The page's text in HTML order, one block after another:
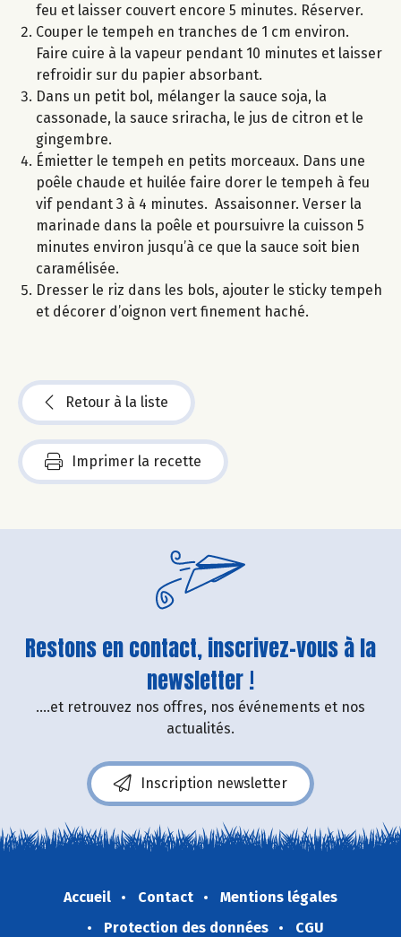
feu et laisser couvert encore 5 minutes. Réserver.
Couper le tempeh en tranches de 1 cm environ.
Faire cuire à la vapeur pendant 10 minutes et laisser
refroidir sur du papier absorbant.
Dans un petit bol, mélanger la sauce soja, la
cassonade, la sauce sriracha, le jus de citron et le
gingembre.
Émietter le tempeh en petits morceaux. Dans une
poêle chaude et huilée faire dorer le tempeh à feu
vif pendant 3 à 4 minutes. Assaisonner. Verser la
marinade dans la poêle et poursuivre la cuisson 5
minutes environ jusqu’à ce que la sauce soit bien
caramélisée.
Dresser le riz dans les bols, ajouter le sticky tempeh
et décorer d’oignon vert finement haché.
Retour à la liste
Imprimer la recette
Restons en contact, inscrivez-vous à la
newsletter !
....et retrouvez nos offres, nos événements et nos
actualités.
Inscription newsletter
Accueil Contact
Mentions légales
Protection des données
CGU